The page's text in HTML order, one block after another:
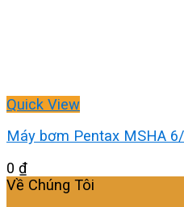
Quick View
Máy bơm Pentax MSHA
0 ₫
Về Chúng Tôi